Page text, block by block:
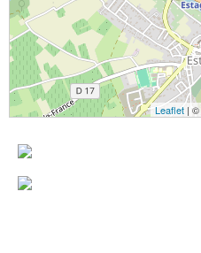
Leaflet | ©